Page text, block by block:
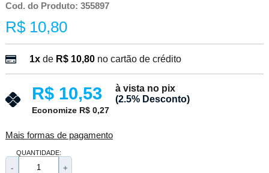
Cod. do Produto: 355897
R$ 10,80
1xde R$ 10,80 no cartão de crédito
R$ 10,53
à vista no pix
(2.5% Desconto)
Economize R$ 0,27
Mais formas de pagamento
QUANTIDADE:
- +